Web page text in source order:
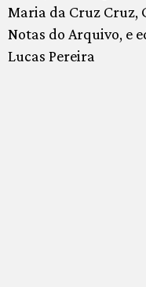
Maria da Cruz Cruz,
Notas do Arquivo, e
Lucas Pereira